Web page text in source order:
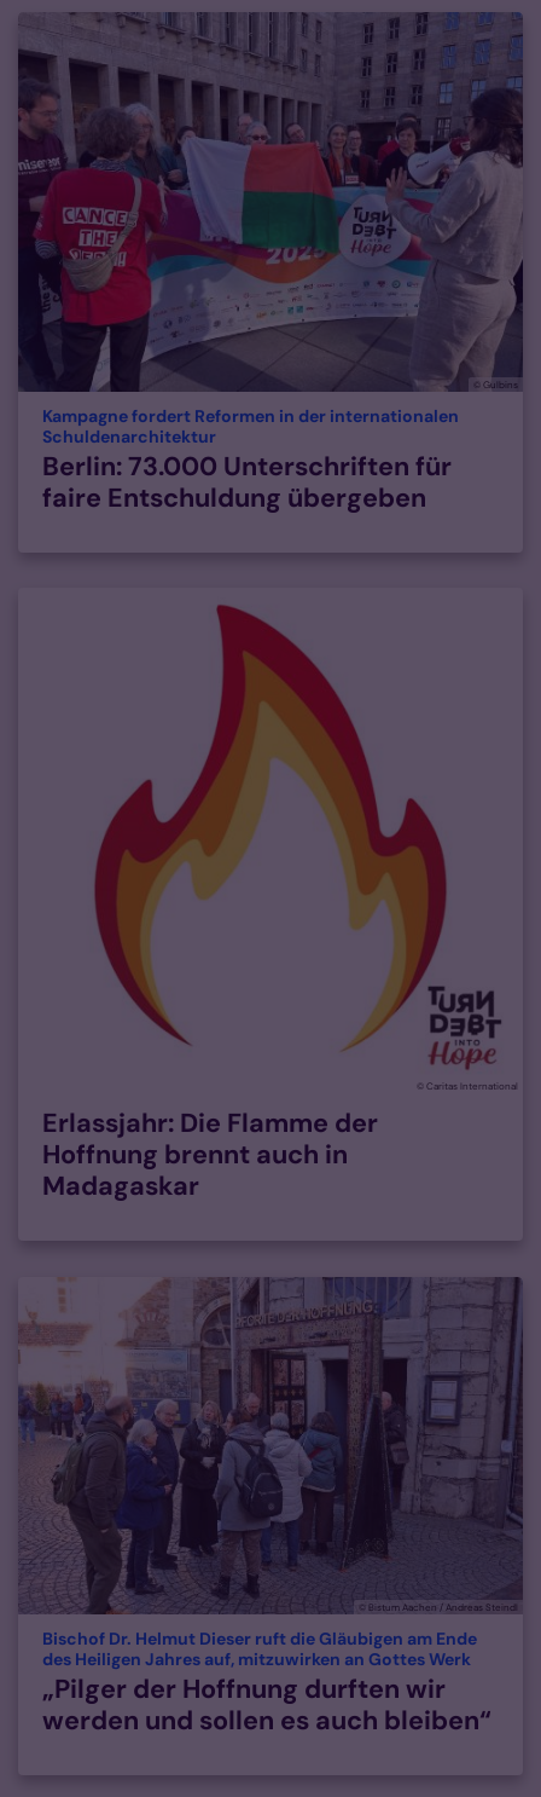
© Gulbins
Kampagne fordert Reformen in der internationalen
Schuldenarchitektur:
Berlin: 73.000 Unterschriften für
faire Entschuldung übergeben
© Caritas International
Erlassjahr: Die Flamme der
Hoffnung brennt auch in
Madagaskar
© Bistum Aachen / Andreas Steindl
Bischof Dr. Helmut Dieser ruft die Gläubigen am Ende
des Heiligen Jahres auf, mitzuwirken an Gottes Werk
„Pilger der Hoffnung durften wir
werden und sollen es auch bleiben“